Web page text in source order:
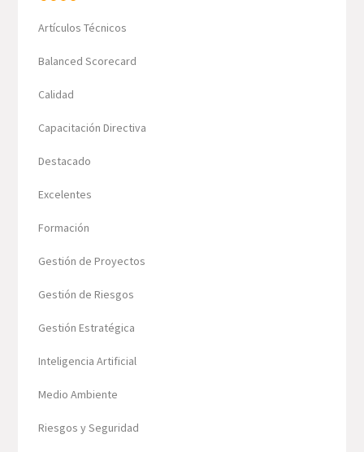
Artículos Técnicos
Balanced Scorecard
Calidad
Capacitación Directiva
Destacado
Excelentes
Formación
Gestión de Proyectos
Gestión de Riesgos
Gestión Estratégica
Inteligencia Artificial
Medio Ambiente
Riesgos y Seguridad